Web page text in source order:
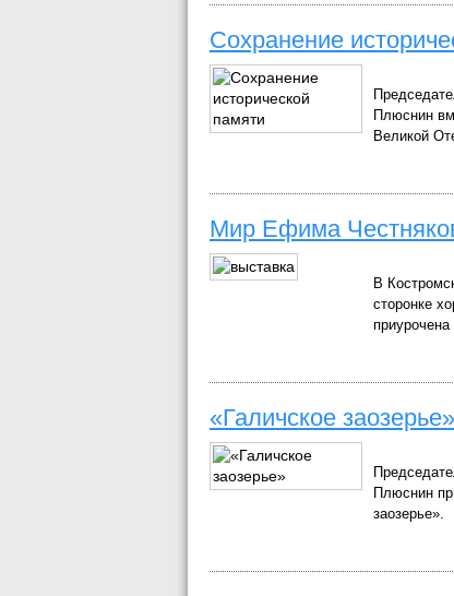
Сохранение
Плюснин
Великой
Мир Ефима
В
сторонке
приурочена
«Галичское заозерье»
Плюснин
заозерье».